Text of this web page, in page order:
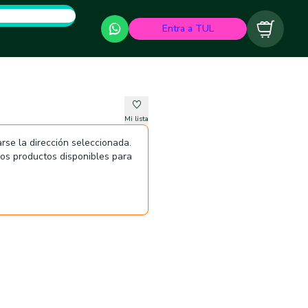
Entra a TUL Carrito
Mi lista
la dirección seleccionada.
productos disponibles para